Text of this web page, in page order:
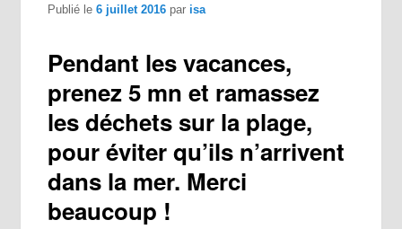
Publié le6 juillet 2016 par isa
Pendant les vacances,
prenez 5 mn et ramassez
les déchets sur la plage,
pour éviter qu’ils n’arrivent
dans la mer. Merci
beaucoup !